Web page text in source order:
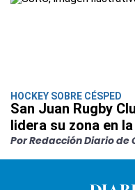
HOCKEY SOBRE CÉSPED
San Juan Rugby
lidera su zona en
Por Redacción Diario de